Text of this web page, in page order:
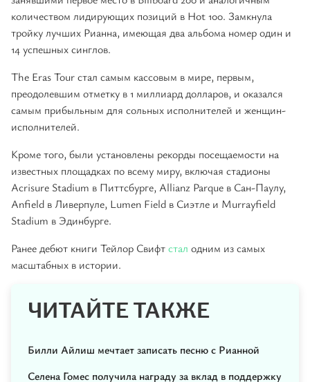
количеством лидирующих позиций в Hot 100. Замкнула
тройку лучших Рианна, имеющая два альбома номер один и
14 успешных синглов.
The Eras Tour стал самым кассовым в мире, первым,
преодолевшим отметку в 1 миллиард долларов, и оказался
самым прибыльным для сольных исполнителей и женщин-
исполнителей.
Кроме того, были установлены рекорды посещаемости на
известных площадках по всему миру, включая стадионы
Acrisure Stadium в Питтсбурге, Allianz Parque в Сан-Паулу,
Anfield в Ливерпуле, Lumen Field в Сиэтле и Murrayfield
Stadium в Эдинбурге.
Ранее дебют книги Тейлор Свифтстал одним из самых
масштабных в истории.
ЧИТАЙТЕ ТАКЖЕ
Билли Айлиш мечтает записать песню с Рианной
Селена Гомес получила награду за вклад в поддержку